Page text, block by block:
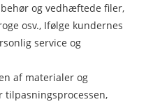
og vedhæftede filer,
osv., Ifølge kundernes
service og
af ​​materialer og
tilpasningsprocessen,